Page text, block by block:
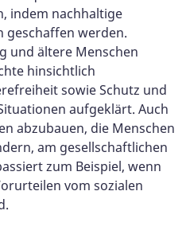
indem nachhaltige
geschaffen werden.
und ältere Menschen
hinsichtlich
sowie Schutz und
aufgeklärt. Auch
abzubauen, die Menschen
am gesellschaftlichen
zum Beispiel, wenn
vom sozialen